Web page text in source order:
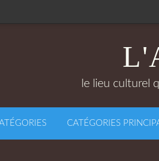
le lieu culturel
CATÉGORIES